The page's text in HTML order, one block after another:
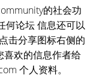
的社会功
何论坛 信息还可以
击分享图标右侧的
喜欢的信息作者给
个人资料。